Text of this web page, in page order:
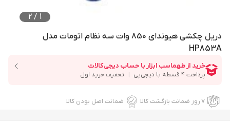
1
/
2
دریل چکشی هیوندای 850 وات سه نظام اتومات مدل
HP853A
۷ روز ضمانت بازگشت کالا ضمانت اصل بودن کالا